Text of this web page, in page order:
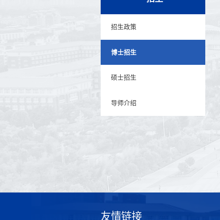
招生政策
博士招生
硕士招生
导师介绍
友情链接